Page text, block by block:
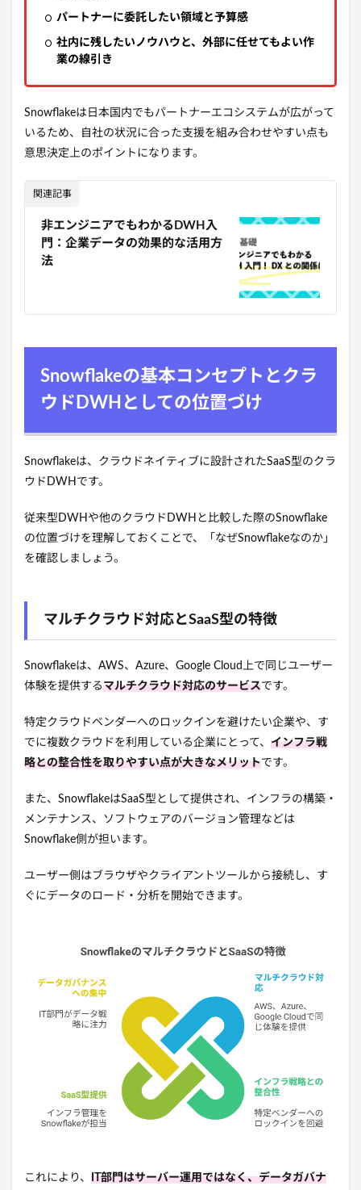
パートナーに委託したい領域と予算感
社内に残したいノウハウと、外部に任せてもよい作
業の線引き
Snowflakeは日本国内でもパートナーエコシステムが広がって
いるため、自社の状況に合った支援を組み合わせやすい点も
意思決定上のポイントになります。
関連記事
非エンジニアでもわかるDWH入
門：企業データの効果的な活用方
法
Snowflakeの基本コンセプトとクラ
ウドDWHとしての位置づけ
Snowflakeは、クラウドネイティブに設計されたSaaS型のクラ
ウドDWHです。
従来型DWHや他のクラウドDWHと比較した際のSnowflake
の位置づけを理解しておくことで、「なぜSnowflakeなのか」
を確認しましょう。
マルチクラウド対応とSaaS型の特徴
Snowflakeは、AWS、Azure、Google Cloud上で同じユーザー
体験を提供するマルチクラウド対応のサービスです。
特定クラウドベンダーへのロックインを避けたい企業や、す
でに複数クラウドを利用している企業にとって、 インフラ戦
略との整合性を取りやすい点が大きなメリットです。
また、SnowflakeはSaaS型として提供され、インフラの構築・
メンテナンス、ソフトウェアのバージョン管理などは
Snowflake側が担います。
ユーザー側はブラウザやクライアントツールから接続し、す
ぐにデータのロード・分析を開始できます。
これにより、 IT部門はサーバー運用ではなく、データガバナ